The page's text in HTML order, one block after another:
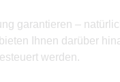
garantieren –
Ihnen darüber
werden.